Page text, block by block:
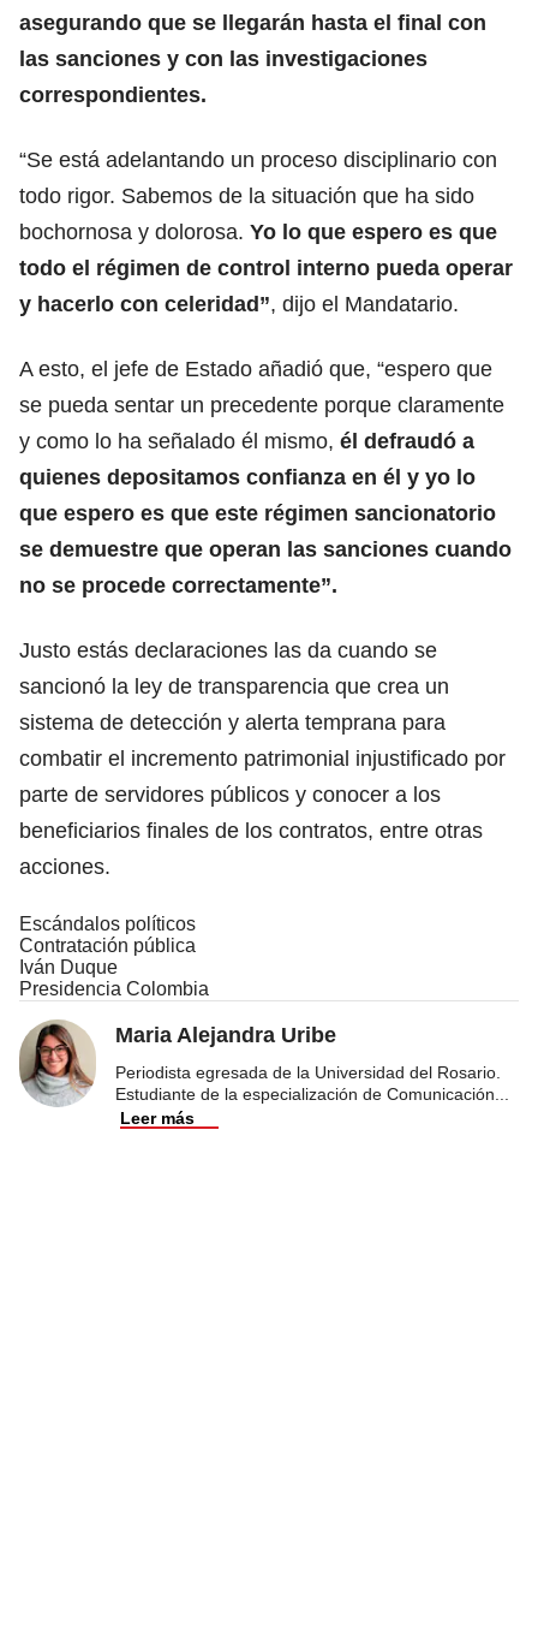
asegurando que se llegarán hasta el final con
las sanciones y con las investigaciones
correspondientes.
“Se está adelantando un proceso disciplinario con
todo rigor. Sabemos de la situación que ha sido
bochornosa y dolorosa. Yo lo que espero es que
todo el régimen de control interno pueda operar
y hacerlo con celeridad”, dijo el Mandatario.
A esto, el jefe de Estado añadió que, “espero que
se pueda sentar un precedente porque claramente
y como lo ha señalado él mismo, él defraudó a
quienes depositamos confianza en él y yo lo
que espero es que este régimen sancionatorio
se demuestre que operan las sanciones cuando
no se procede correctamente”.
Justo estás declaraciones las da cuando se
sancionó la ley de transparencia que crea un
sistema de detección y alerta temprana para
combatir el incremento patrimonial injustificado por
parte de servidores públicos y conocer a los
beneficiarios finales de los contratos, entre otras
acciones.
Escándalos políticos
Contratación pública
Iván Duque
Presidencia Colombia
Maria Alejandra Uribe
Periodista egresada de la Universidad del Rosario.
Estudiante de la especialización de Comunicación
Leer más